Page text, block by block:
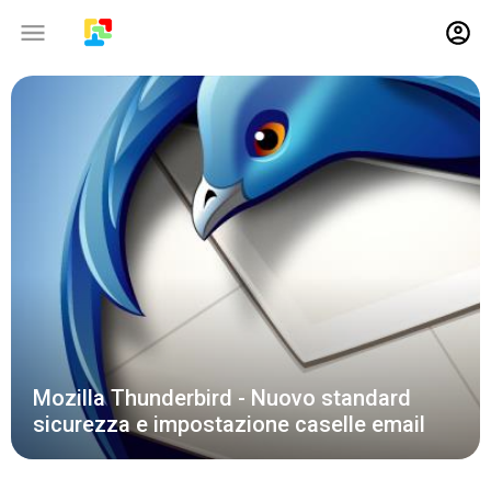
Mozilla Thunderbird - Nuovo standard
sicurezza e impostazione caselle email